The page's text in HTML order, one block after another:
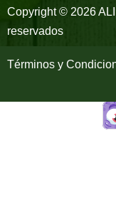
-
Copyright © 2026
reservados
Términos y